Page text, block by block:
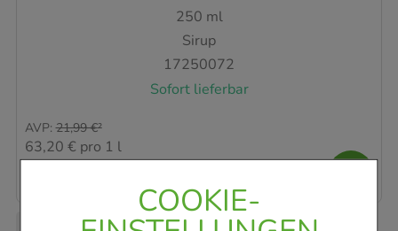
COOKIE-
250 ml
Sirup
17250072
Sofort lieferbar
15,80 €¹
AVP: 21,99 €²
63,20 € pro 1 l